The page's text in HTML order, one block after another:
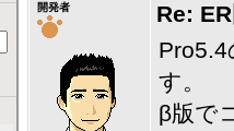
開発者
Re:
す。
β版で